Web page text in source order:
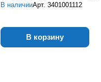
В наличииАрт. 3401001112
В корзину